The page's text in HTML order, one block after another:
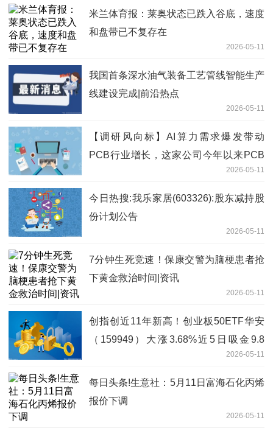
米兰体育报：莱奥状态已跌入谷底，速度
和盘带已不复存在
2026-05-11
我国首条深水油气装备工艺管线智能生产
线建设完成|前沿热点
2026-05-11
【调研风向标】AI算力需求爆发带动
PCB行业增长，这家公司今年以来PCB
2026-05-11
今日热搜:我乐家居(603326):股东减持股
份计划公告
2026-05-11
7分钟生死竞速！保康交警为脑梗患者抢
下黄金救治时间|资讯
2026-05-11
创指创近11年新高！创业板50ETF华安
（159949）大涨3.68%近5日吸金9.8
亿，机构：第二阶段上涨行情始于足下
2026-05-11
每日头条!生意社：5月11日富海石化丙烯
报价下调
2026-05-11